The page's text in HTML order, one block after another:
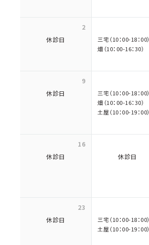
2
休診日
三宅（10：00-18：00）
畑（10：00-16：30）
9
休診日
三宅（10：00-18：00）
畑（10：00-16：30）
土屋（10：00-19：00）
16
休診日
休診日
23
休診日
三宅（10：00-18：00）
土屋（10：00-19：00）